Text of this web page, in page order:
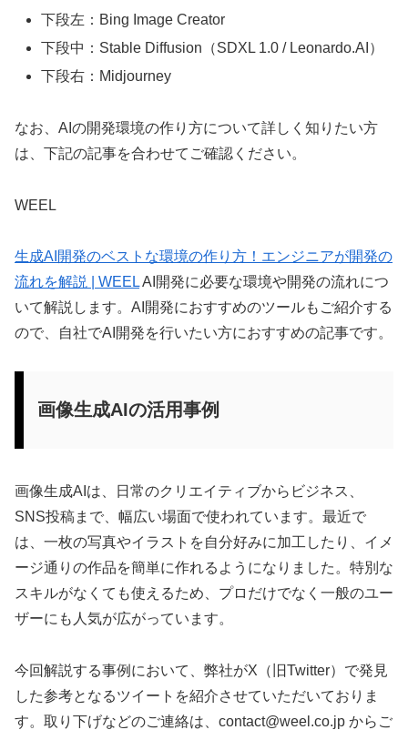
下段左：Bing Image Creator
下段中：Stable Diffusion（SDXL 1.0 / Leonardo.AI）
下段右：Midjourney
なお、AIの開発環境の作り方について詳しく知りたい方
は、下記の記事を合わせてご確認ください。
WEEL
生成AI開発のベストな環境の作り方！エンジニアが開発の
流れを解説 | WEELAI開発に必要な環境や開発の流れにつ
いて解説します。AI開発におすすめのツールもご紹介する
ので、自社でAI開発を行いたい方におすすめの記事です。
画像生成AIの活用事例
画像生成AIは、日常のクリエイティブからビジネス、
SNS投稿まで、幅広い場面で使われています。最近で
は、一枚の写真やイラストを自分好みに加工したり、イメ
ージ通りの作品を簡単に作れるようになりました。特別な
スキルがなくても使えるため、プロだけでなく一般のユー
ザーにも人気が広がっています。
今回解説する事例において、弊社がX（旧Twitter）で発見
した参考となるツイートを紹介させていただいておりま
す。取り下げなどのご連絡は、 contact@weel.co.jp からご